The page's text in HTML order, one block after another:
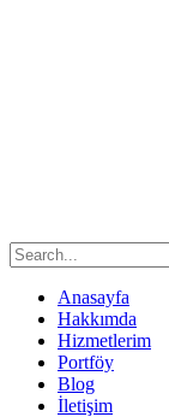
Anasayfa
Hakkımda
Hizmetlerim
Portföy
Blog
İletişim